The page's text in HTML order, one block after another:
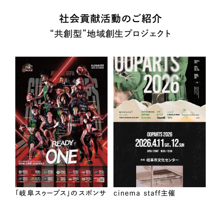
社会貢献活動のご紹介
“共創型”地域創生プロジェクト
「岐阜スゥープス」のスポンサ
cinema staff主催